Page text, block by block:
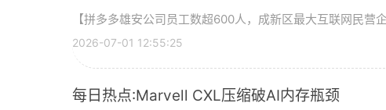
【拼多多雄安公司员工数超600人，成新区最大互联网民营
2026-07-01 12:55:25
每日热点:Marvell CXL压缩破AI内存瓶颈